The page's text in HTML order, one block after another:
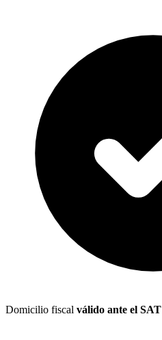
Domicilio fiscal válido ante el SAT